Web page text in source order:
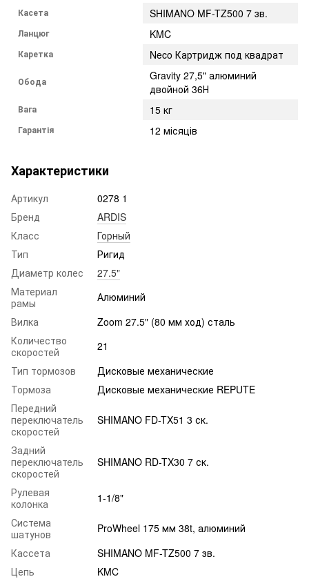
Касета SHIMANO MF-TZ500 7 зв.
Ланцюг KMC
Каретка Neco Картридж под квадрат
Обода
Gravity 27,5" алюминий
двойной 36Н
Вага 15 кг
Гарантія 12 місяців
Характеристики
Артикул
0278 1
Бренд
ARDIS
Класс
Горный
Тип
Ригид
Диаметр колес
27.5"
Материал
рамы
Алюминий
Вилка
Zoom 27.5" (80 мм ход) сталь
Количество
скоростей
21
Тип тормозов
Дисковые механические
Тормоза
Дисковые механические REPUTE
Передний
переключатель
скоростей
SHIMANO FD-TX51 3 ск.
Задний
переключатель
скоростей
SHIMANO RD-TX30 7 ск.
Рулевая
колонка
1-1/8"
Система
шатунов
ProWheel 175 мм 38t, алюминий
Кассета
SHIMANO MF-TZ500 7 зв.
Цепь
KMC